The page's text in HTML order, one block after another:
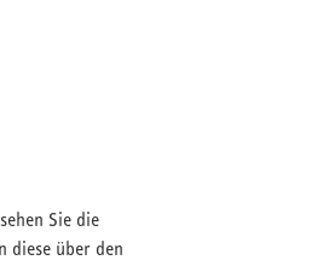
Sie die
diese über den